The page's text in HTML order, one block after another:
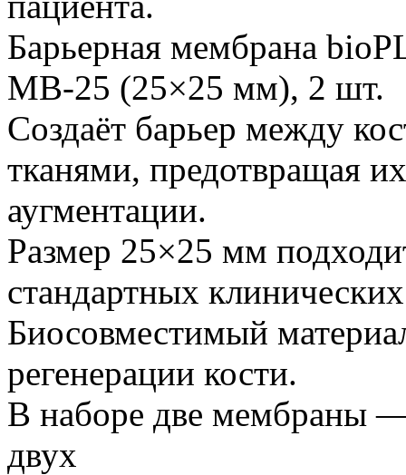
Барьерная мембрана
MB‑25 (25×25 мм), 2 шт.
Создаёт барьер между
тканями, предотвращая
аугментации.
Размер 25×25 мм
стандартных
Биосовместимый
регенерации кости.
В наборе две мембраны
двух